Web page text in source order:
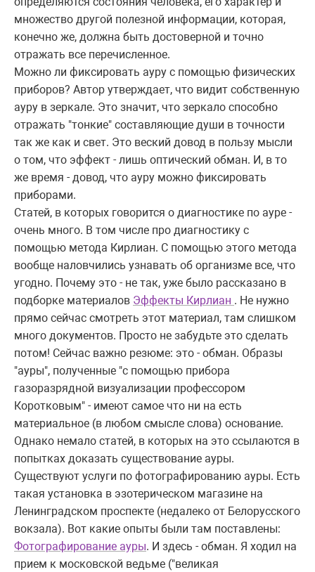
множество другой полезной информации, которая,
конечно же, должна быть достоверной и точно
отражать все перечисленное.
Можно ли фиксировать ауру с помощью физических
приборов? Автор утверждает, что видит собственную
ауру в зеркале. Это значит, что зеркало способно
отражать "тонкие" составляющие души в точности
так же как и свет. Это веский довод в пользу мысли
о том, что эффект - лишь оптический обман. И, в то
же время - довод, что ауру можно фиксировать
приборами.
Статей, в которых говорится о диагностике по ауре -
очень много. В том числе про диагностику с
помощью метода Кирлиан. С помощью этого метода
вообще наловчились узнавать об организме все, что
угодно. Почему это - не так, уже было рассказано в
подборке материалов Эффекты Кирлиан . Не нужно
прямо сейчас смотреть этот материал, там слишком
много документов. Просто не забудьте это сделать
потом! Сейчас важно резюме: это - обман. Образы
"ауры", полученные "с помощью прибора
газоразрядной визуализации профессором
Коротковым" - имеют самое что ни на есть
материальное (в любом смысле слова) основание.
Однако немало статей, в которых на это ссылаются в
попытках доказать существование ауры.
Существуют услуги по фотографированию ауры. Есть
такая установка в эзотерическом магазине на
Ленинградском проспекте (недалеко от Белорусского
вокзала). Вот какие опыты были там поставлены:
Фотографирование ауры. И здесь - обман. Я ходил на
прием к московской ведьме ("великая